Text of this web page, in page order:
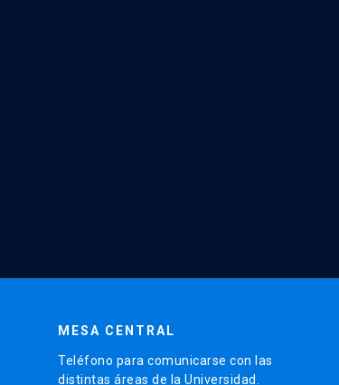
MESA CENTRAL
Teléfono para comunicarse con las
distintas áreas de la Universidad.